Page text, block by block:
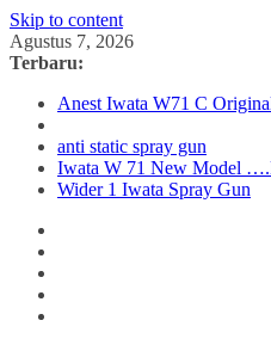
Skip to content
Agustus 7, 2026
Terbaru:
Anest Iwata W71 C
anti static spray gun
Iwata W 71 New Model
Wider 1 Iwata Spray Gun